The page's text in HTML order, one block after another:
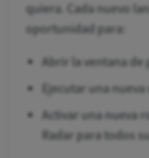
quiera. Cada nuevo
oportunidad para:
Abrir la ventana de
Ejecutar una
Activar una nueva
Radar para todos